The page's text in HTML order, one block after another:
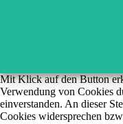
Mit Klick auf den Button
Verwendung von Cookies
einverstanden. An dieser
Cookies widersprechen